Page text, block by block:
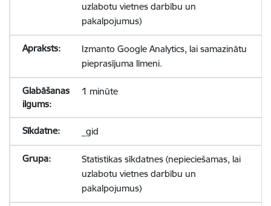
uzlabotu vietnes darbību un
pakalpojumus)
Izmanto Google Analytics, lai samazinātu
pieprasījuma līmeni.
1 minūte
_gid
Statistikas sīkdatnes (nepieciešamas, lai
uzlabotu vietnes darbību un
pakalpojumus)